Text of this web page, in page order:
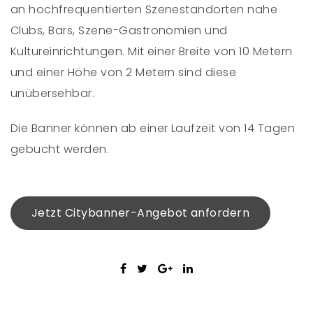
an hochfrequentierten Szenestandorten nahe
Clubs, Bars, Szene-Gastronomien und
Kultureinrichtungen. Mit einer Breite von 10 Metern
und einer Höhe von 2 Metern sind diese
unübersehbar.
Die Banner können ab einer Laufzeit von 14 Tagen
gebucht werden.
Jetzt Citybanner-Angebot anfordern